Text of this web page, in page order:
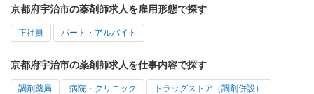
京都府宇治市の薬剤師求人を雇用形態で探す
正社員 パート・アルバイト
京都府宇治市の薬剤師求人を仕事内容で探す
調剤薬局 病院・クリニック ドラッグストア（調剤併設）